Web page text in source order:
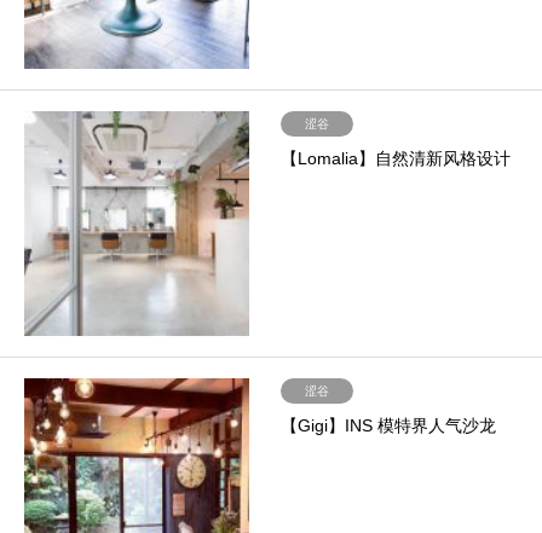
涩谷
【Lomalia】自然清新风格设计
涩谷
【Gigi】INS 模特界人气沙龙